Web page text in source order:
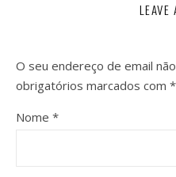
LEAVE
O seu endereço de email
obrigatórios marcados com *
Nome *